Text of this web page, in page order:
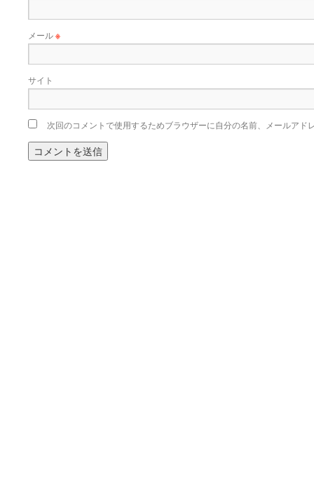
メール※
サイト
次回のコメントで使用するためブラウザーに自分の名前、メールアド